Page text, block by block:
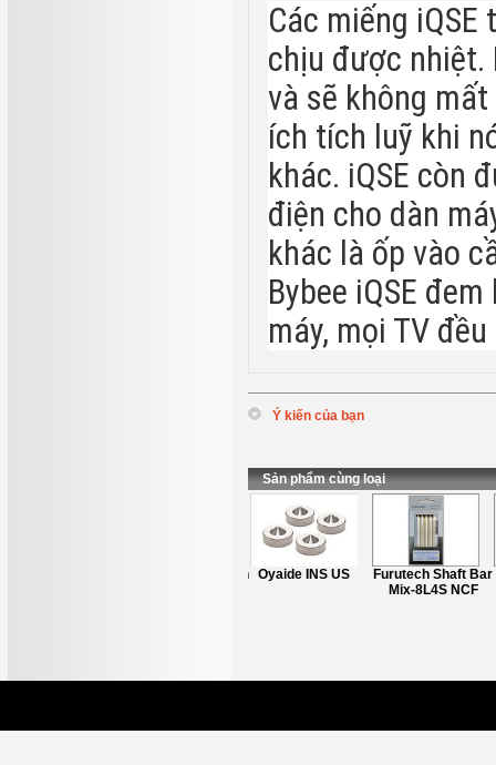
Các miếng
chịu được nhiệt.
và sẽ không
ích tích luỹ khi
khác. iQSE còn
điện cho dàn
khác là ốp vào
Bybee iQSE
máy, mọi TV
Ý kiến của bạn
* Nội dung:
Sản phẩm cùng loại
Oyaide INS US
Furutech Shaft Bar
Mix-8L4S NCF